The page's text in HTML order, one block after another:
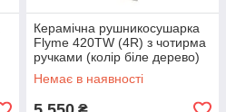
Керамічна рушникосушарка
Flyme 420ТW (4R) з чотирма
ручками (колір біле дерево)
Немає в наявності